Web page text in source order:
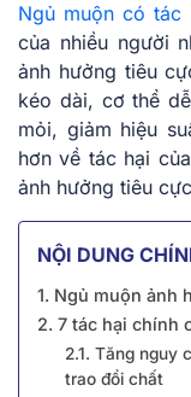
Ngủ muộn có tác
của nhiều người
ảnh hưởng tiêu
kéo dài, cơ thể
mỏi, giảm hiệu
hơn về tác hại
ảnh hưởng tiêu
NỘI DUNG
1. Ngủ muộn ảnh
2. 7 tác hại chính
2.1. Tăng nguy
trao đổi chất